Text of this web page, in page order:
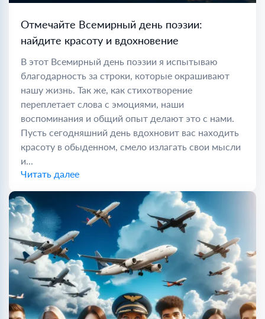
Отмечайте Всемирный день поэзии:
найдите красоту и вдохновение
В этот Всемирный день поэзии я испытываю
благодарность за строки, которые окрашивают
нашу жизнь. Так же, как стихотворение
переплетает слова с эмоциями, наши
воспоминания и общий опыт делают это с нами.
Пусть сегодняшний день вдохновит вас находить
красоту в обыденном, смело излагать свои мысли
и...
Читать далее